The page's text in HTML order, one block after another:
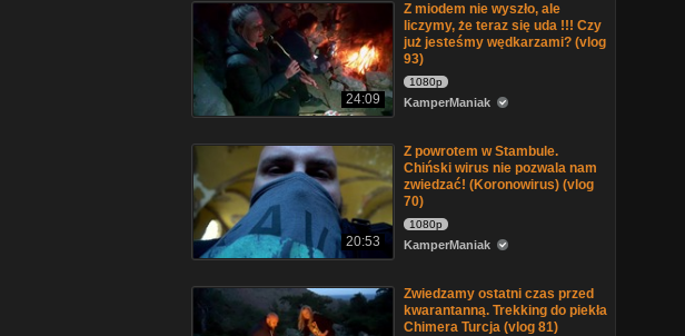
24:09
Z miodem nie wyszło, ale
liczymy, że teraz się uda !!! Czy
już jesteśmy wędkarzami? (vlog
93)
1080p
KamperManiak
20:53
Z powrotem w Stambule.
Chiński wirus nie pozwala nam
zwiedzać! (Koronowirus) (vlog
70)
1080p
KamperManiak
Zwiedzamy ostatni czas przed
kwarantanną. Trekking do piekła
Chimera Turcja (vlog 81)